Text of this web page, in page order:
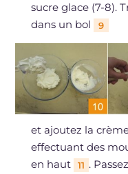
sucre glace (7-8).
dans un bol
9
et ajoutez la
effectuant des
en haut
11 .